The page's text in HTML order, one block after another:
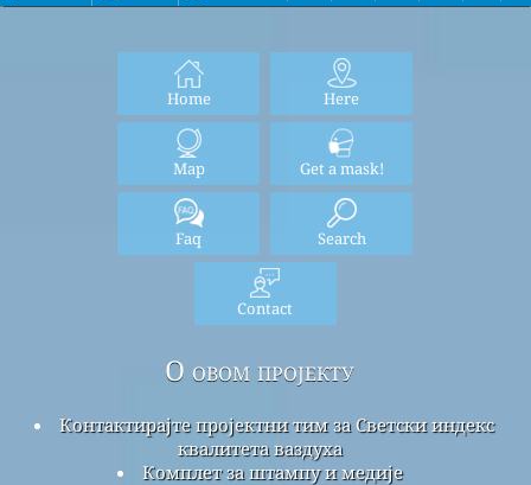
Home Here
Map Get a mask!
Faq Search
Contact
О овом пројекту
Контактирајте пројектни тим за Светски индекс
квалитета ваздуха
Комплет за штампу и медије